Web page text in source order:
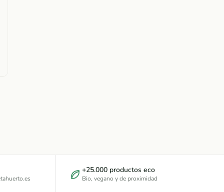
+25.000 productos eco
Bio, vegano y de proximidad